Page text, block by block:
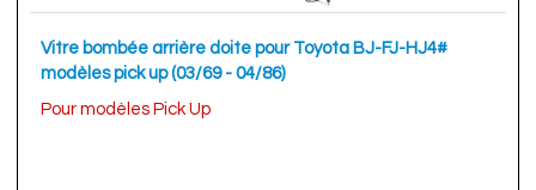
Vitre bombée arrière doite pour Toyota BJ-FJ-HJ4#
modèles pick up (03/69 - 04/86)
Pour modèles Pick Up